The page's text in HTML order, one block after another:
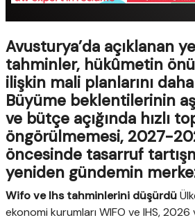
Avusturya’da açıklanan
tahminler, hükûmetin
ilişkin mali planlarını
Büyüme beklentilerinin
ve bütçe açığında hızlı
öngörülmemesi, 2027-
öncesinde tasarruf
yeniden gündemin
Wifo ve Ihs tahminlerini düşürdü
ekonomi kurumları WIFO ve IHS, 2026